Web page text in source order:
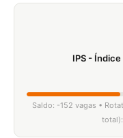
IPS -
Saldo: -152 vagas •
total):